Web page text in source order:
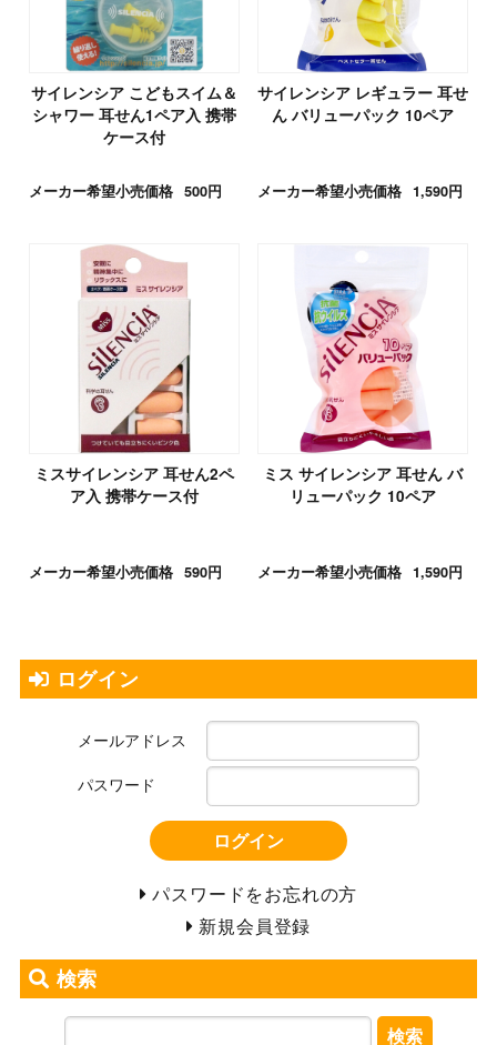
サイレンシア こどもスイム＆
シャワー 耳せん1ペア入 携帯
ケース付
メーカー希望小売価格 500円
サイレンシア レギュラー 耳せ
ん バリューパック 10ペア
メーカー希望小売価格 1,590円
ミスサイレンシア 耳せん2ペ
ア入 携帯ケース付
メーカー希望小売価格 590円
ミス サイレンシア 耳せん バ
リューパック 10ペア
メーカー希望小売価格 1,590円
ログイン
メールアドレス
パスワード
ログイン
パスワードをお忘れの方
新規会員登録
検索
検索